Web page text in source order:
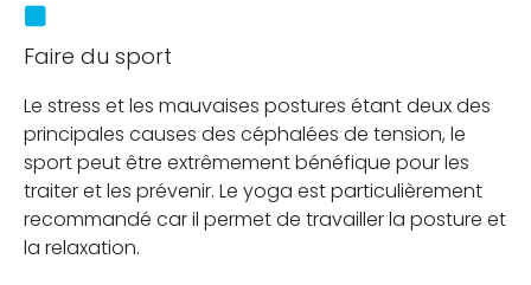
Faire du sport
Le stress et les mauvaises postures étant deux des
principales causes des céphalées de tension, le
sport peut être extrêmement bénéfique pour les
traiter et les prévenir. Le yoga est particulièrement
recommandé car il permet de travailler la posture et
la relaxation.